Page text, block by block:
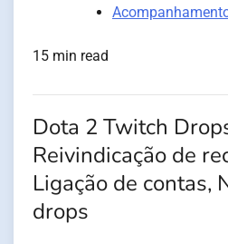
15 min read
Dota 2 Twitch
Reivindicação de
Ligação de contas,
drops